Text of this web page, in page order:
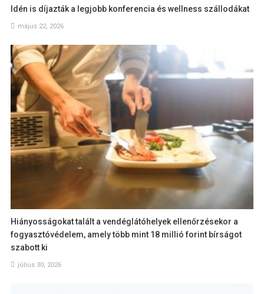
Idén is díjazták a legjobb konferencia és wellness szállodákat
május 22, 2026
Hiányosságokat talált a vendéglátóhelyek ellenőrzésekor a
fogyasztóvédelem, amely több mint 18 millió forint bírságot
szabott ki
július 30, 2026